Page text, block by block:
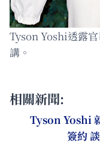
Tyson Yoshi透露
講。
相關新聞:
Tyson Yoshi
簽約